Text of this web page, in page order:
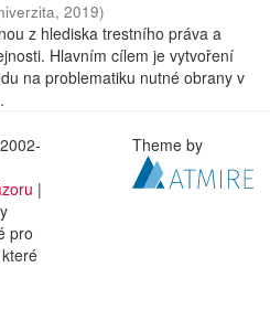
, 2019)
z hlediska trestního práva a
Hlavním cílem je vytvoření
na problematiku nutné obrany v
|
pro
Theme by